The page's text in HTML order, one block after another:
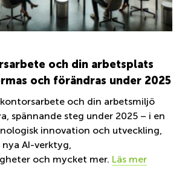
och din arbetsplats
och förändras under 2025
och din arbetsmiljö
spännande steg under 2025 – i en
innovation och utveckling,
AI-verktyg,
och mycket mer. Läs mer